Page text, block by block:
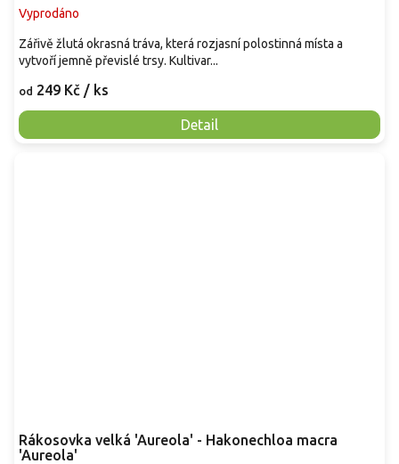
Vyprodáno
od 249 Kč / ks
Detail
Zářivě žlutá okrasná tráva, která rozjasní polostinná místa a
vytvoří jemně převislé trsy. Kultivar...
Rákosovka velká 'Aureola' - Hakonechloa macra
'Aureola'